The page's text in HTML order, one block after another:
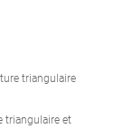
triangulaire
triangulaire et